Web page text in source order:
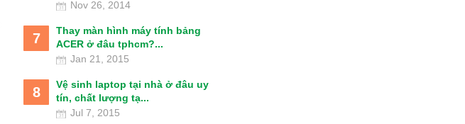
Nov 26, 2014
7
Thay màn hình máy tính bảng
ACER ở đâu tphcm?...
Jan 21, 2015
8
Vệ sinh laptop tại nhà ở đâu uy
tín, chất lượng tạ...
Jul 7, 2015